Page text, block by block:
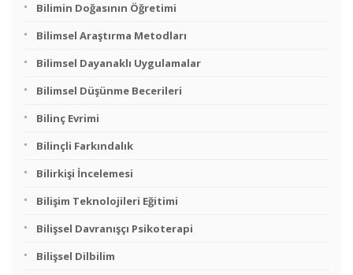
Bilimin Doğasının Öğretimi
Bilimsel Araştırma Metodları
Bilimsel Dayanaklı Uygulamalar
Bilimsel Düşünme Becerileri
Bilinç Evrimi
Bilinçli Farkındalık
Bilirkişi İncelemesi
Bilişim Teknolojileri Eğitimi
Bilişsel Davranışçı Psikoterapi
Bilişsel Dilbilim